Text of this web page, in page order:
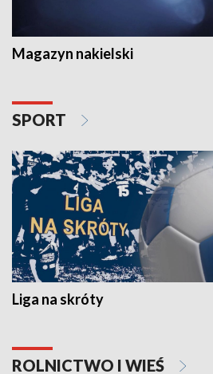
Magazyn nakielski
SPORT
Liga na skróty
ROLNICTWO I WIEŚ